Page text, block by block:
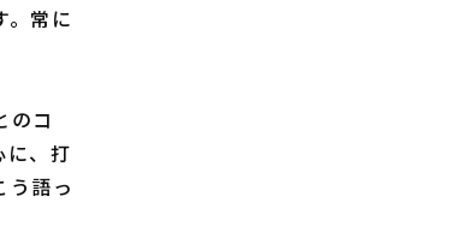
。常に
のコ
に、打
う語っ